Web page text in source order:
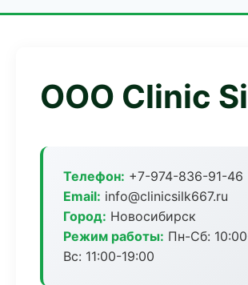
ООО Clinic
Телефон: +7-974-836-91-46
Email: info@clinicsilk667.ru
Город: Новосибирск
Режим работы: Пн-Сб:
Вс: 11:00-19:00